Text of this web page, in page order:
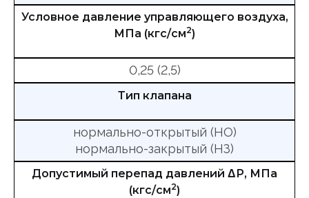
Условное давление управляющего воздуха,
МПа (кгс/см2)
0,25 (2,5)
Тип клапана
нормально-открытый (НО)
нормально-закрытый (НЗ)
Допустимый перепад давлений ΔР, МПа
(кгс/см2)